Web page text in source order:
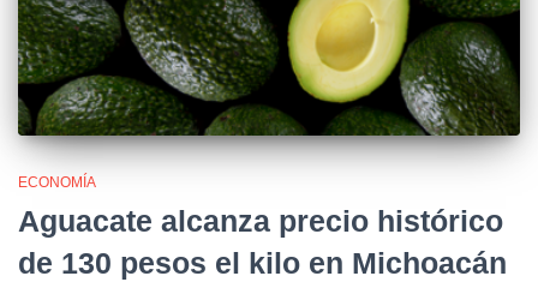
ECONOMÍA
Aguacate alcanza precio histórico
de 130 pesos el kilo en Michoacán